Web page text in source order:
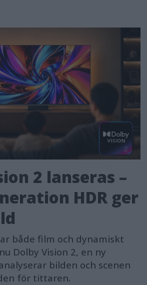
2 lanseras –
HDR ger
både film och dynamiskt
Dolby Vision 2, en ny
bilden och scenen
för tittaren.